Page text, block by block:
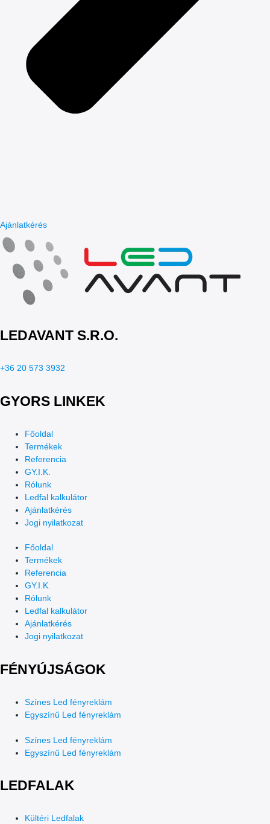
Ajánlatkérés
LEDAVANT S.R.O.
+36 20 573 3932
GYORS LINKEK
Főoldal
Termékek
Referencia
GY.I.K.
Rólunk
Ledfal kalkulátor
Ajánlatkérés
Jogi nyilatkozat
Főoldal
Termékek
Referencia
GY.I.K.
Rólunk
Ledfal kalkulátor
Ajánlatkérés
Jogi nyilatkozat
FÉNYÚJSÁGOK
Színes Led fényreklám
Egyszínű Led fényreklám
Színes Led fényreklám
Egyszínű Led fényreklám
LEDFALAK
Kültéri Ledfalak